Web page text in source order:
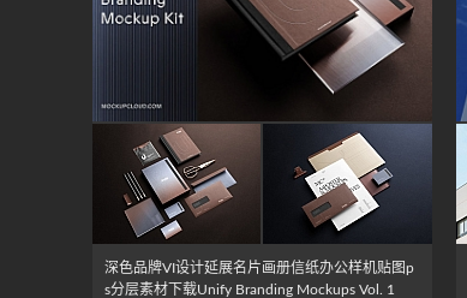
深色品牌VI设计延展名片画册信纸办公样机贴图p
s分层素材下载Unify Branding Mockups Vol. 1